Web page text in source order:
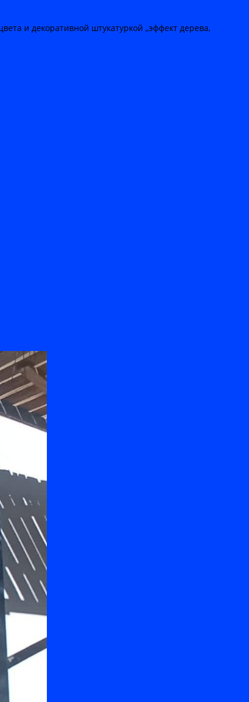
и декоративной штукатуркой ,,эффект дерева,